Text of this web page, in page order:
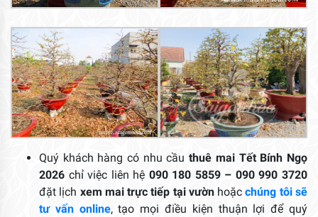
Quý khách hàng có nhu cầuthuê mai Tết Bính Ngọ
2026 chỉ việc liên hệ 090 180 5859 – 090 990 3720
đặt lịch xem mai trực tiếp tại vườnhoặc chúng tôi sẽ
tư vấn online, tạo mọi điều kiện thuận lợi để quý